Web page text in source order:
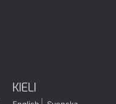
KIELI